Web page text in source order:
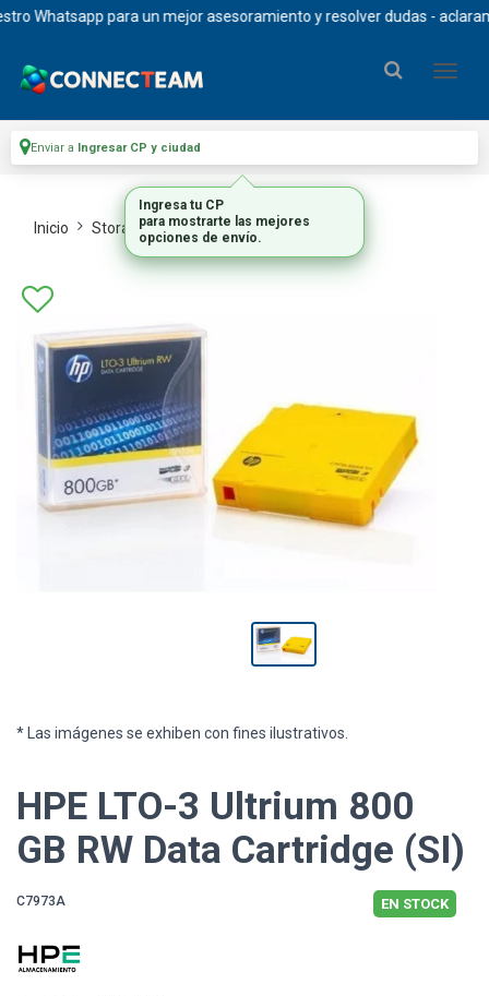
Whatsapp para un mejor asesoramiento y resolver dudas -
Enviar a Ingresar CP y ciudad
Inicio Storage Magneticos Cintas Lto
* Las imágenes se exhiben con fines ilustrativos.
HPE LTO-3 Ultrium 800
GB RW Data Cartridge (SI)
C7973A EN STOCK
Ingresa tu CP
para mostrarte las mejores
opciones de envío.